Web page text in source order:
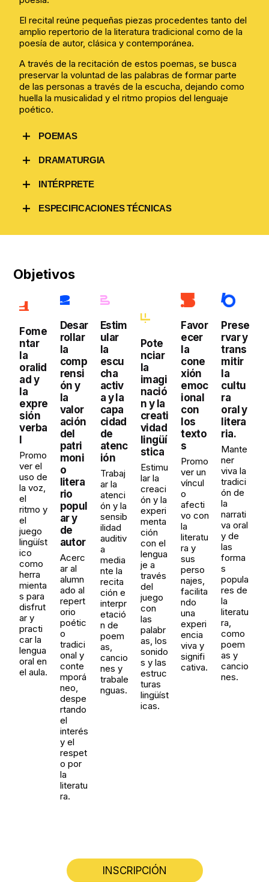
El recital reúne pequeñas piezas procedentes tanto del
amplio repertorio de la literatura tradicional como de la
poesía de autor, clásica y contemporánea.
A través de la recitación de estos poemas, se busca
preservar la voluntad de las palabras de formar parte
de las personas a través de la escucha, dejando como
huella la musicalidad y el ritmo propios del lenguaje
poético.
POEMAS
Joan Arús, Climent Forner, Antoni Albalat, Joan
Mercè Marçal, Núria Albó, Roser Ros, Federico García
tradiciónpopular.
DRAMATURGIA
Roser RosINTÉRPRETE
Claudia Descàrrega
ESPECIFICACIONES TÉCNICAS
→Duración: 35 minutos
de sonido
Objetivos
Fome
ntar
la
oralid
ad y
la
expre
sión
verba
l
Promo
ver el
uso de
la voz,
el
ritmo y
el
juego
lingüíst
ico
como
herra
mienta
s para
disfrut
ar y
practi
car la
lengua
oral en
el aula.
Desar
rollar
la
comp
rensi
ón y
la
valor
ación
del
patri
moni
o
litera
rio
popul
ar y
de
autor
Acerc
ar al
alumn
ado al
repert
orio
poétic
o
tradici
onal y
conte
mporá
neo,
despe
rtando
el
interés
y el
respet
o por
la
literatu
ra.
Estim
ular
la
escu
cha
activ
a y la
capa
cidad
de
atenc
ión
Trabaj
ar la
atenci
ón y la
sensib
ilidad
auditiv
a
media
nte la
recita
ción e
interpr
etació
n de
poem
as,
cancio
nes y
trabale
nguas.
Pote
nciar
la
imagi
nació
n y la
creati
vidad
lingüí
stica
Estimu
lar la
creaci
ón y la
experi
menta
ción
con el
lengua
je a
través
del
juego
con
las
palabr
as, los
sonido
s y las
estruc
turas
lingüíst
icas.
Favor
ecer
la
cone
xión
emoc
ional
con
los
texto
s
Promo
ver un
víncul
o
afecti
vo con
la
literatu
ra y
sus
perso
najes,
facilita
ndo
una
experi
encia
viva y
signifi
cativa.
Prese
rvar y
trans
mitir
la
cultu
ra
oral y
litera
ria.
Mante
ner
viva la
tradici
ón de
la
narrati
va oral
y de
las
forma
s
popula
res de
la
literatu
ra,
como
poem
as y
cancio
nes.
INSCRIPCIÓN